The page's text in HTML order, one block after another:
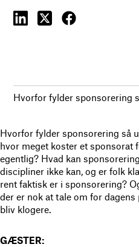
Hvorfor fylder sponsorering
Hvorfor fylder sponsorering så
hvor meget koster et sponsorat
egentlig? Hvad kan
discipliner ikke kan, og er folk
rent faktisk er i sponsorering?
der er nok at tale om for dagens
bliv klogere.
GÆSTER: